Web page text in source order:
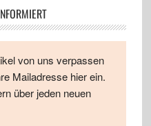
von uns verpassen
Mailadresse hier ein.
über jeden neuen